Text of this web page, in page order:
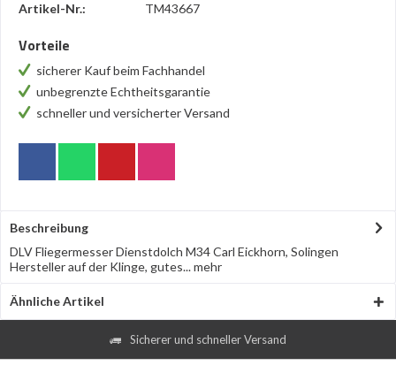
Artikel-Nr.: TM43667
Vorteile
sicherer Kauf beim Fachhandel
unbegrenzte Echtheitsgarantie
schneller und versicherter Versand
Beschreibung
DLV Fliegermesser Dienstdolch M34 Carl Eickhorn, Solingen
Hersteller auf der Klinge, gutes...mehr
Ähnliche Artikel
Sicherer und schneller Versand